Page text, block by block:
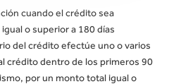
cuando el crédito sea
o superior a 180 días
del crédito efectúe uno o varios
crédito dentro de los primeros 90
por un monto total igual o